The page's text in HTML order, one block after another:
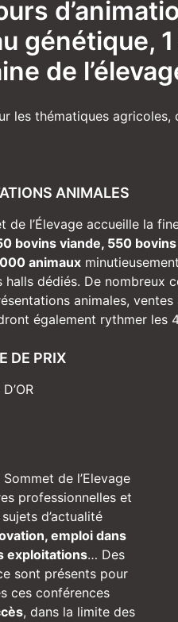
génétique,
de
les thématiques
ANIMALES
de l’Élevage accueille la
bovins viande, 550
animaux
dédiés. De nombreux
animales, ventes
également rythmer les
DE PRIX
de l’Elevage
professionnelles et
d’actualité
emploi dans
exploitations… Des
sont présents pour
ces conférences
, dans la limite des